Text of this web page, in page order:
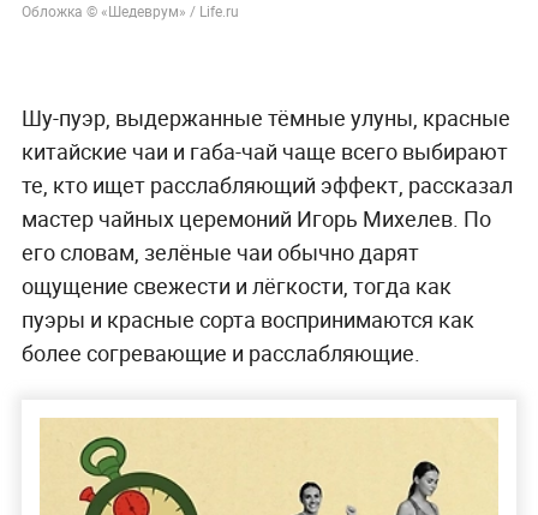
Обложка © «Шедеврум» / Life.ru
Шу-пуэр, выдержанные тёмные улуны, красные
китайские чаи и габа-чай чаще всего выбирают
те, кто ищет расслабляющий эффект, рассказал
мастер чайных церемоний Игорь Михелев. По
его словам, зелёные чаи обычно дарят
ощущение свежести и лёгкости, тогда как
пуэры и красные сорта воспринимаются как
более согревающие и расслабляющие.